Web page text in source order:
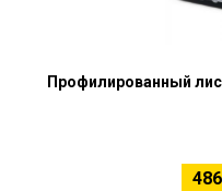
Профилированный